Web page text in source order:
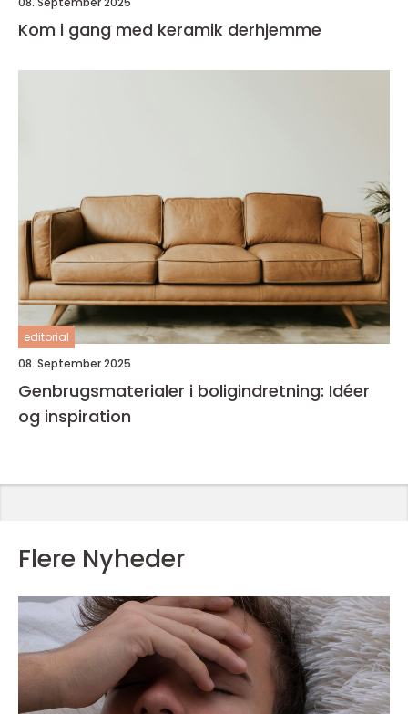
Kom i gang med keramik derhjemme
editorial
08. September 2025
Genbrugsmaterialer i boligindretning: Idéer
og inspiration
Flere Nyheder